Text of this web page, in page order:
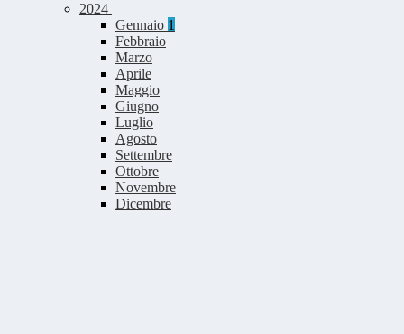
2024
Gennaio 1
Febbraio
Marzo
Aprile
Maggio
Giugno
Luglio
Agosto
Settembre
Ottobre
Novembre
Dicembre